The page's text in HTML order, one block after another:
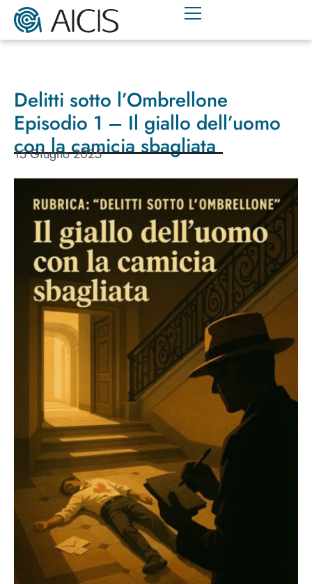
Delitti sotto l’Ombrellone
Episodio 1 – Il giallo dell’uomo
con la camicia sbagliata
15 Giugno 2025